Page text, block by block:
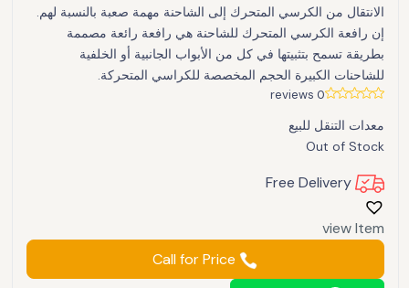
الانتقال من الكرسي المتحرك إلى الشاحنة مهمة صعبة بالنسبة لهم.
إن رافعة الكرسي المتحرك للشاحنة هي رافعة رائعة مصممة
بطريقة تسمح بتثبيتها في كل من الأبواب الجانبية أو الخلفية
للشاحنات الكبيرة الحجم المخصصة للكراسي المتحركة.
0 reviews
معدات التنقل للبيع
Out of Stock
Free Delivery
view Item